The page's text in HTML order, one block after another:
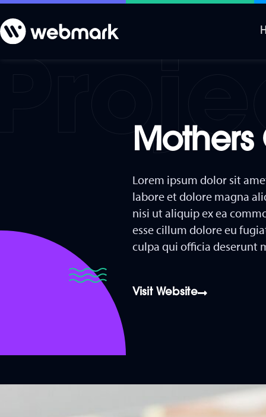
Mothers
Lorem ipsum dolor sit
labore et dolore magna
nisi ut aliquip ex ea
esse cillum dolore eu
culpa qui officia deserunt
Visit Website